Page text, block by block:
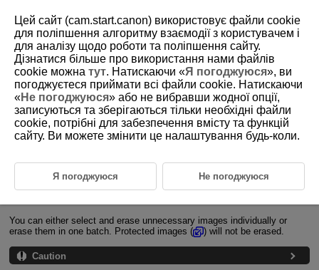
D101-122
Erasing Images
Erasing Images Individually
Specifying the Range of Images to Erase
You can either select and erase unnecessary images individually or
erase them in one batch. Protected images (
) will not be erased.
Caution
Цей сайт (cam.start.canon) використовує файли cookie
для поліпшення алгоритму взаємодії з користувачем і
для аналізу щодо роботи та поліпшення сайту.
Дізнатися більше про використання нами файлів
cookie можна тут. Натискаючи «Я погоджуюся», ви
погоджуєтеся приймати всі файли cookie. Натискаючи
«Не погоджуюся» або не вибравши жодної опції,
записуються та зберігаються тільки необхідні файли
cookie, потрібні для забезпечення вмісту та функцій
сайту. Ви можете змінити це налаштування будь-коли.
Я погоджуюся Не погоджуюся